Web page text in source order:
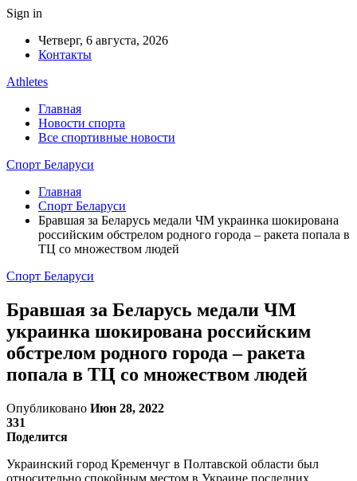
Sign in
Четверг, 6 августа, 2026
Контакты
Athletes
Главная
Новости спорта
Все спортивные новости
Спорт Беларуси
Главная
Спорт Беларуси
Бравшая за Беларусь медали ЧМ украинка шокирована
российским обстрелом родного города – ракета попала в
ТЦ со множеством людей
Спорт Беларуси
Бравшая за Беларусь медали ЧМ
украинка шокирована российским
обстрелом родного города – ракета
попала в ТЦ со множеством людей
Опубликовано Июн 28, 2022
331
Поделится
Украинский город Кременчуг в Полтавской области был
относительно спокойным местом в Украине последних